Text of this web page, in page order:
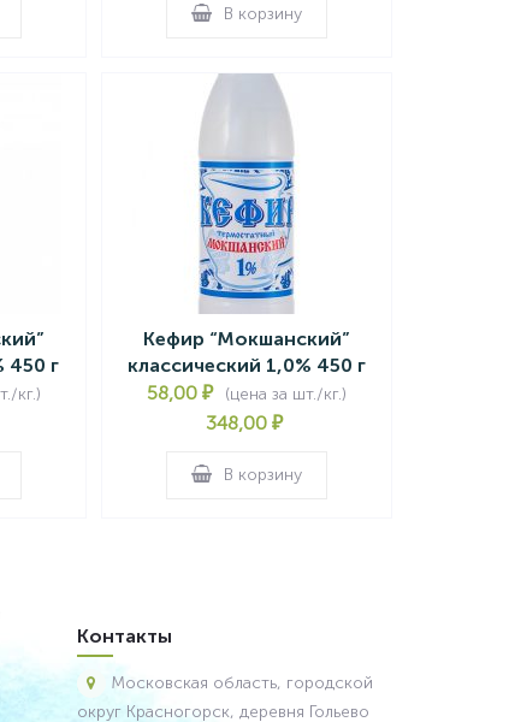
В корзину
450 г
кг.)
Кефир “Мокшанский”
классический 1,0% 450 г
58,00 ₽ (цена за шт./кг.)
348,00₽
В корзину
Контакты
Московская область, городской
округ Красногорск, деревня Гольево